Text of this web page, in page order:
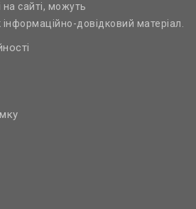
сайті, можуть
довідковий матеріал.